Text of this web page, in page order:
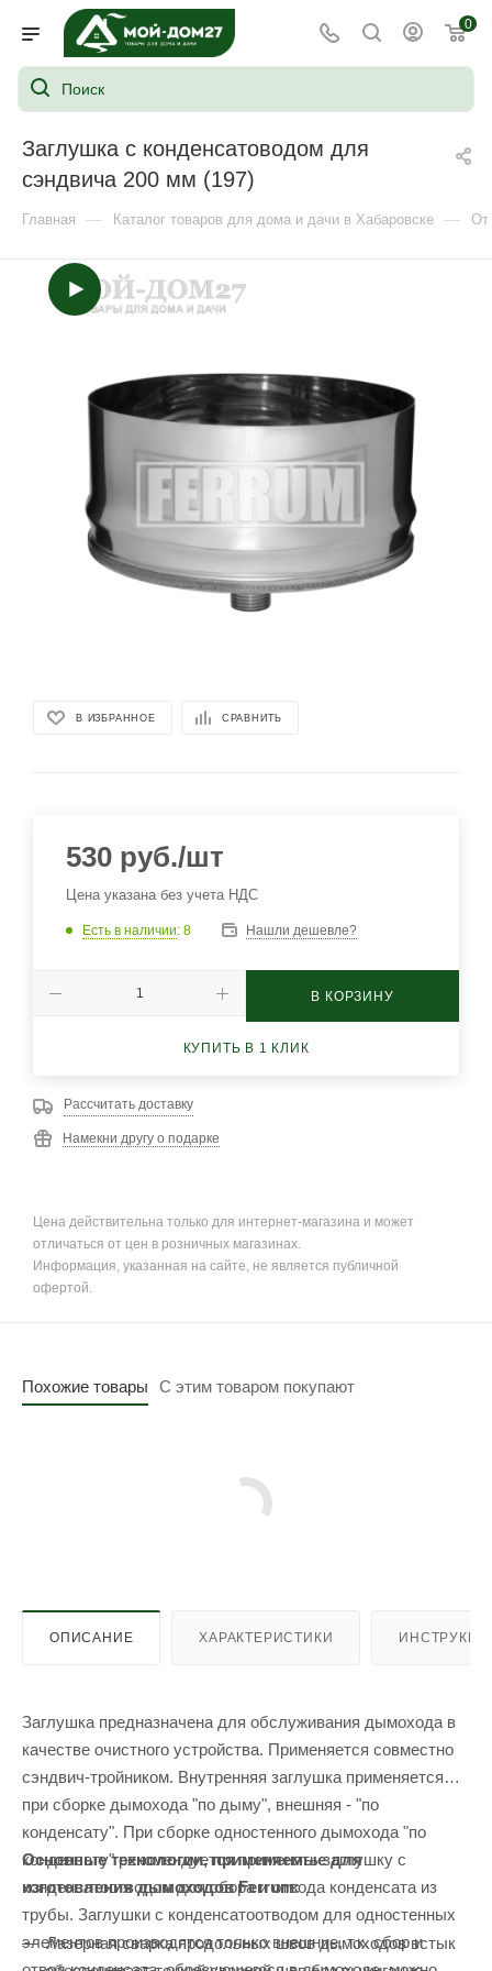
0
Заглушка с конденсатоводом для
сэндвича 200 мм (197)
Главная — Каталог товаров для дома и дачи в Хабаровске —
В ИЗБРАННОЕ СРАВНИТЬ
530 руб./шт
Цена указана без учета НДС
Есть в наличии: 8 Нашли дешевле?
В КОРЗИНУ
КУПИТЬ В 1 КЛИК
Рассчитать доставку
Намекни другу о подарке
Цена действительна только для интернет-магазина и может
отличаться от цен в розничных магазинах.
Информация, указанная на сайте, не является публичной
офертой.
Похожие товары С этим товаром покупают
ОПИСАНИЕ ХАРАКТЕРИСТИКИ
Заглушка предназначена для обслуживания дымохода в
качестве очистного устройства. Применяется совместно
сэндвич-тройником. Внутренняя заглушка применяется
при сборке дымохода "по дыму", внешняя - "по
конденсату". При сборке одностенного дымохода "по
конденсату" рекомендуется применять заглушку с
конденсатоотводом для сбора и отвода конденсата из
трубы. Заглушки с конденсатоотводом для одностенных
элементов производятся только внешние, т.к. сбор и
Основные технологии, применяемые для
изготовления дымоходов Ferrum:
Лазерная сварка продольных швов дымоходов встык